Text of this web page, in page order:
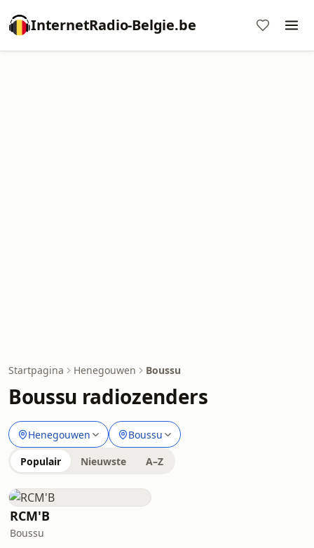
InternetRadio-Belgie.be
Startpagina Henegouwen Boussu
Boussu radiozenders
Henegouwen Boussu
Populair Nieuwste A–Z
RCM'B
Boussu